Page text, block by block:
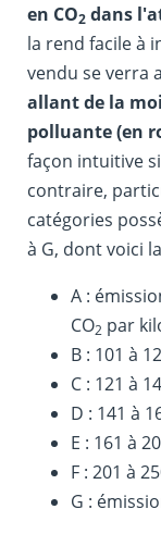
en CO2dans
la rend facile à
vendu se verra
allant de la
polluante (en
façon intuitive
contraire,
catégories
à G, dont voici
A :
CO2 par
B : 101 à
C : 121 à
D : 141 à
E : 161 à
F : 201 à
G :